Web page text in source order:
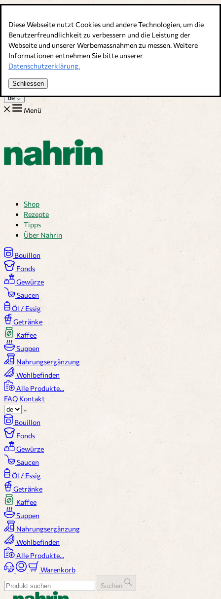
Diese Webseite nutzt Cookies und andere Technologien, um die
Benutzerfreundlichkeit zu verbessern und die Leistung der
Webseite und unserer Werbemassnahmen zu messen. Weitere
Informationen entnehmen Sie bitte unserer
Datenschutzerklärung.
Schliessen
Bouillons, Gewürze & Nahrungsergänzung. Schweizer Qualität
Kundenservice
Rezepte
Tipps
Über uns
Jobs
de
Menü
Shop
Rezepte
Tipps
Über Nahrin
Bouillon
Fonds
Gewürze
Saucen
Öl / Essig
Getränke
Kaffee
Suppen
Nahrungsergänzung
Wohlbefinden
Alle Produkte...
FAQ Kontakt
Bouillon
Fonds
Gewürze
Saucen
Öl / Essig
Getränke
Kaffee
Suppen
Nahrungsergänzung
Wohlbefinden
Alle Produkte...
Warenkorb
Suchen